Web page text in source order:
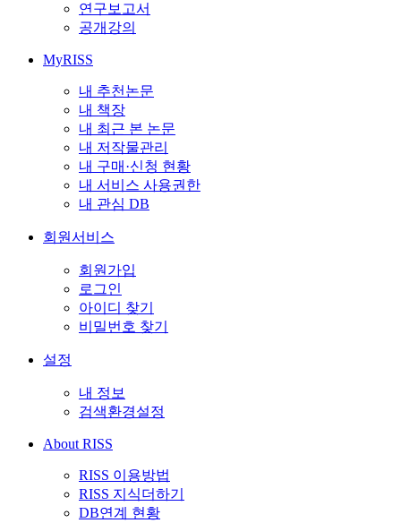
연구보고서
공개강의
MyRISS
내 추천논문
내 책장
내 최근 본 논문
내 저작물관리
내 구매·신청 현황
내 서비스 사용권한
내 관심 DB
회원서비스
회원가입
로그인
아이디 찾기
비밀번호 찾기
설정
내 정보
검색환경설정
About RISS
RISS 이용방법
RISS 지식더하기
DB연계 현황